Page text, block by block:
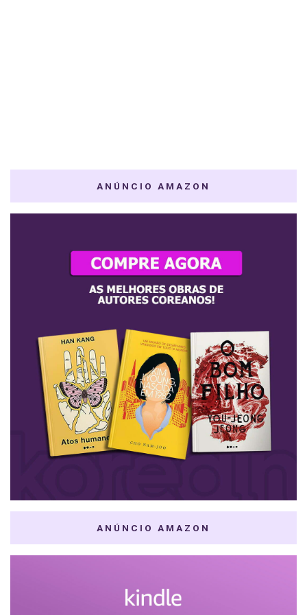
ANÚNCIO AMAZON
ANÚNCIO AMAZON